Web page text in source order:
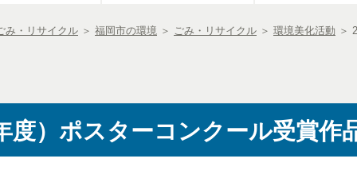
み・リサイクル ＞ 福岡市の環境 ＞ ごみ・リサイクル ＞ 環境美化活動 ＞
度）ポスターコンクール受賞作